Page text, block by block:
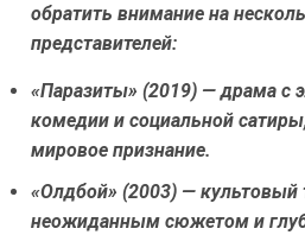
обратить внимание на
представителей:
«Паразиты» (2019) — драма с
комедии и социальной
мировое признание.
«Олдбой» (2003) — культовый
неожиданным сюжетом и